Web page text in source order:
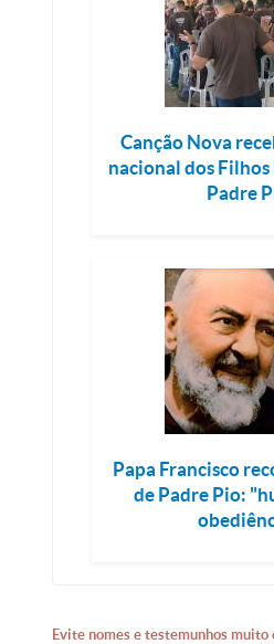
Canção Nova
nacional dos
Padre
Papa Francisco
de Padre Pio:
Evite nomes e testemunhos